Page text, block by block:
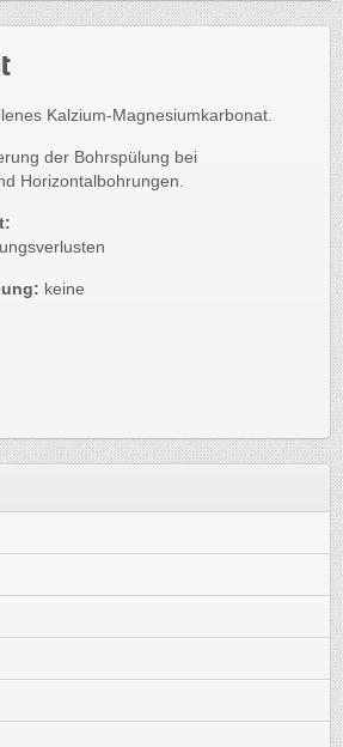
Kalzium-Magnesiumkarbonat.
der Bohrspülung bei
Horizontalbohrungen.
keine